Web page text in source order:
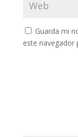
Guarda mi
este navegador